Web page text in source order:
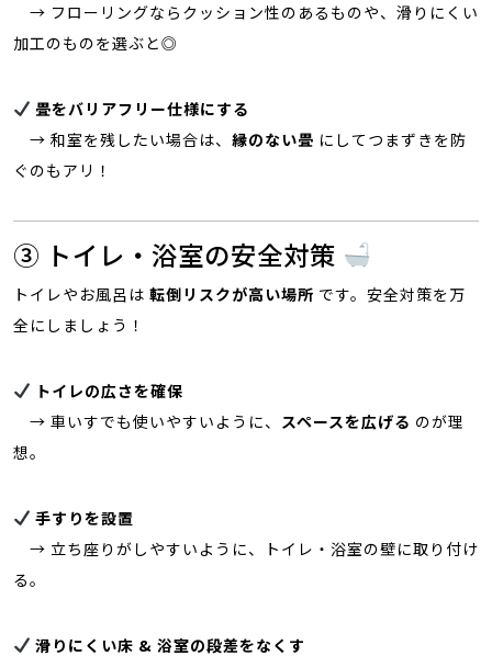
→ フローリングならクッション性のあるものや、滑りにくい
加工のものを選ぶと◎
畳をバリアフリー仕様にする
→ 和室を残したい場合は、 縁のない畳 にしてつまずきを防
ぐのもアリ！
③ トイレ・浴室の安全対策
トイレやお風呂は 転倒リスクが高い場所 です。安全対策を万
全にしましょう！
トイレの広さを確保
→ 車いすでも使いやすいように、 スペースを広げる のが理
想。
手すりを設置
→ 立ち座りがしやすいように、トイレ・浴室の壁に取り付け
る。
滑りにくい床 & 浴室の段差をなくす